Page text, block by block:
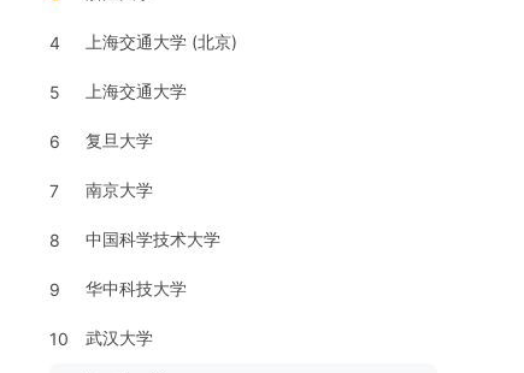
4 上海交通大学 (北京)
5 上海交通大学
6 复旦大学
7 南京大学
8 中国科学技术大学
9 华中科技大学
10 武汉大学